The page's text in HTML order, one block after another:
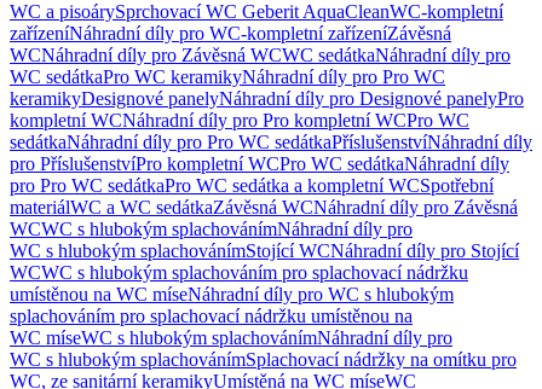
WC a pisoárySprchovací WC Geberit AquaCleanWC-kompletní
zařízeníNáhradní díly pro WC-kompletní zařízeníZávěsná
WCNáhradní díly pro Závěsná WCWC sedátkaNáhradní díly pro
WC sedátkaPro WC keramikyNáhradní díly pro Pro WC
keramikyDesignové panelyNáhradní díly pro Designové panelyPro
kompletní WCNáhradní díly pro Pro kompletní WCPro WC
sedátkaNáhradní díly pro Pro WC sedátkaPříslušenstvíNáhradní díly
pro PříslušenstvíPro kompletní WCPro WC sedátkaNáhradní díly
pro Pro WC sedátkaPro WC sedátka a kompletní WCSpotřební
materiálWC a WC sedátkaZávěsná WCNáhradní díly pro Závěsná
WCWC s hlubokým splachovánímNáhradní díly pro
WC s hlubokým splachovánímStojící WCNáhradní díly pro Stojící
WCWC s hlubokým splachováním pro splachovací nádržku
umístěnou na WC míseNáhradní díly pro WC s hlubokým
splachováním pro splachovací nádržku umístěnou na
WC míseWC s hlubokým splachovánímNáhradní díly pro
WC s hlubokým splachovánímSplachovací nádržky na omítku pro
WC, ze sanitární keramikyUmístěná na WC míseWC